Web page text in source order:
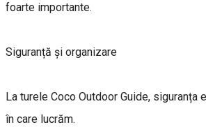
foarte importante.
Siguranță și organizare
La turele Coco Outdoor Guide, siguranța
în care lucrăm.